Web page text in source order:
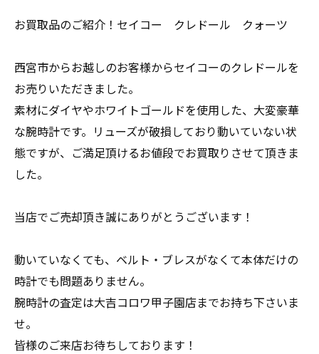
お買取品のご紹介！セイコー クレドール クォーツ
西宮市からお越しのお客様からセイコーのクレドールを
お売りいただきました。
素材にダイヤやホワイトゴールドを使用した、大変豪華
な腕時計です。リューズが破損しており動いていない状
態ですが、ご満足頂けるお値段でお買取りさせて頂きま
した。
当店でご売却頂き誠にありがとうございます！
動いていなくても、ベルト・ブレスがなくて本体だけの
時計でも問題ありません。
腕時計の査定は大吉コロワ甲子園店までお持ち下さいま
せ。
皆様のご来店お待ちしております！